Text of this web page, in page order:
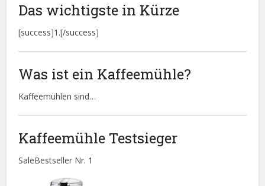
Das wichtigste in Kürze
[success]1.[/success]
Was ist ein Kaffeemühle?
Kaffeemühlen sind…
Kaffeemühle Testsieger
SaleBestseller Nr. 1